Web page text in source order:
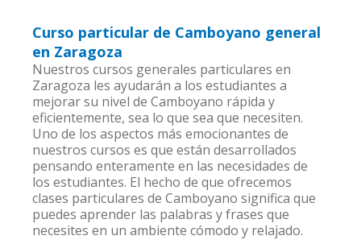
Curso particular de Camboyano general
en Zaragoza
Nuestros cursos generales particulares en
Zaragoza les ayudarán a los estudiantes a
mejorar su nivel de Camboyano rápida y
eficientemente, sea lo que sea que necesiten.
Uno de los aspectos más emocionantes de
nuestros cursos es que están desarrollados
pensando enteramente en las necesidades de
los estudiantes. El hecho de que ofrecemos
clases particulares de Camboyano significa que
puedes aprender las palabras y frases que
necesites en un ambiente cómodo y relajado.